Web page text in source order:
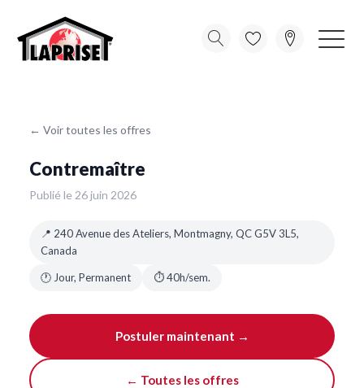
← Voir toutes les offres
Contremaître
Publié le 26 juin 2026
📍 240 Avenue des Ateliers, Montmagny, QC G5V 3L5,
Canada
🕐 Jour, Permanent ⏱ 40h/sem.
Postuler maintenant →
← Toutes les offres